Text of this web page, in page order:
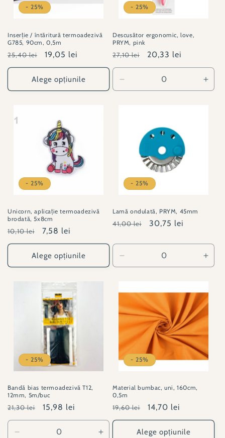
- 25%
Inserție / întăritură termoadezivă
G785, 90cm, 0,5m
Preț
obișnuit
25,40 lei
Preț
redus
19,05 lei
Alege opțiunile
- 25%
Descusător ergonomic, love,
PRYM, pink
Preț
obișnuit
27,10 lei
Preț
redus
20,33 lei
cantitatea
- 25%
Unicorn, aplicație termoadezivă
brodată, 5x8cm
Preț
obișnuit
10,10 lei
Preț
redus
7,58 lei
Alege opțiunile
- 25%
Lamă ondulată, PRYM, 45mm
Preț
41,00 lei
Preț
30,75 lei
cantitatea
PY#610478
- 25%
Bandă bias termoadezivă T12,
12mm, 5m/buc
Preț
obișnuit
21,30 lei
Preț
redus
15,98 lei
- 25%
Material bumbac, uni, 160cm,
0,5m
Preț
obișnuit
19,60 lei
Preț
redus
14,70 lei
Alege opțiunile